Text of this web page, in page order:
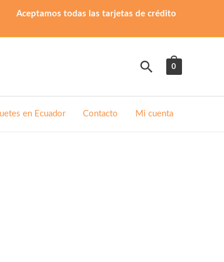
Aceptamos todas las tarjetas de crédito
Buscar
0
en Ecuador Contacto Mi cuenta